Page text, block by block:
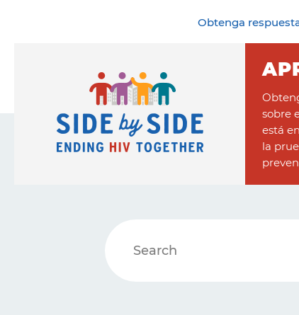
Obtenga
sobre
está
la